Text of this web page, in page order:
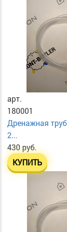
арт.
180001
Дренажная
2...
430 руб.
КУПИТЬ